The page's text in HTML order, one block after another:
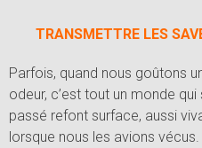
TRANSMETTRE LES
Parfois, quand nous goûtons
odeur, c’est tout un monde
passé refont surface, aussi
lorsque nous les avions vécus.